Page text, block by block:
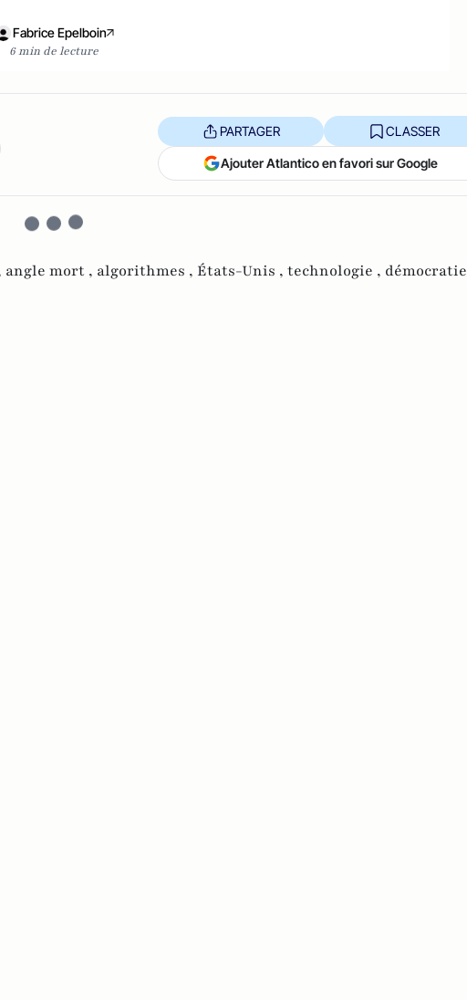
Fabrice Epelboin
6 min de lecture
PARTAGER CLASSER
Ajouter Atlantico en favori sur Google
angle mort , algorithmes , États-Unis , technologie , démocratie